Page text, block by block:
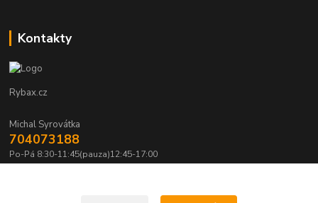
Kontakty
Rybax.cz
Michal Syrovátka
704073188
Po-Pá 8:30-11:45(pauza)12:45-17:00